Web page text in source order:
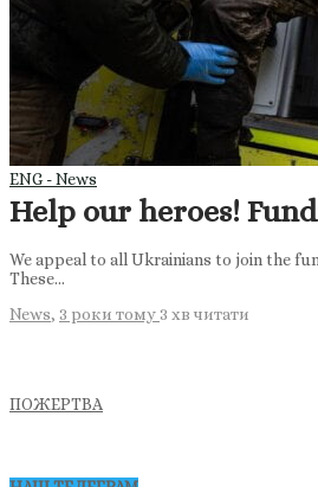
ENG - News
Help our heroes!
We appeal to all Ukrainians to join the
These…
News, 3 роки тому3 хв читати
ПОЖЕРТВА